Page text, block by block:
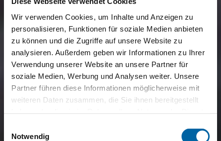
Wir verwenden Cookies, um Inhalte und Anzeigen zu
personalisieren, Funktionen für soziale Medien anbieten
zu können und die Zugriffe auf unsere Website zu
analysieren. Außerdem geben wir Informationen zu Ihrer
Verwendung unserer Website an unsere Partner für
soziale Medien, Werbung und Analysen weiter. Unsere
Partner führen diese Informationen möglicherweise mit
weiteren Daten zusammen, die Sie ihnen bereitgestellt
Notwendig